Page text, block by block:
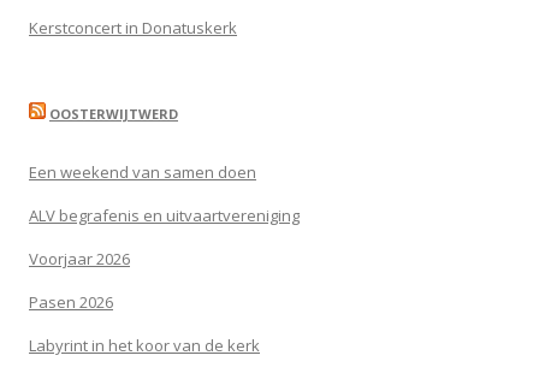
Kerstconcert in Donatuskerk
OOSTERWIJTWERD
Een weekend van samen doen
ALV begrafenis en uitvaartvereniging
Voorjaar 2026
Pasen 2026
Labyrint in het koor van de kerk